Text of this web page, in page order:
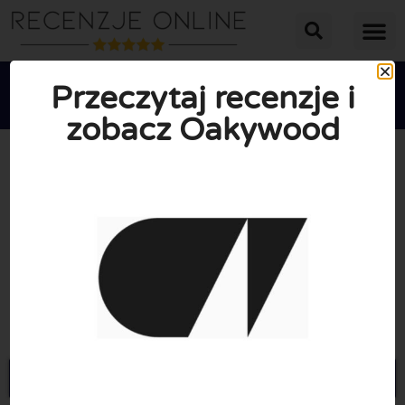
  
ŚREDNIA OCENA: 10/10
(0 Recenzje)
Przeczytaj recenzje i
zobacz Oakywood